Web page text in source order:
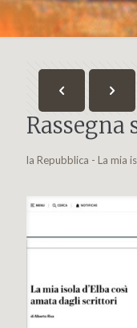
Rassegna
la Repubblica - La mia